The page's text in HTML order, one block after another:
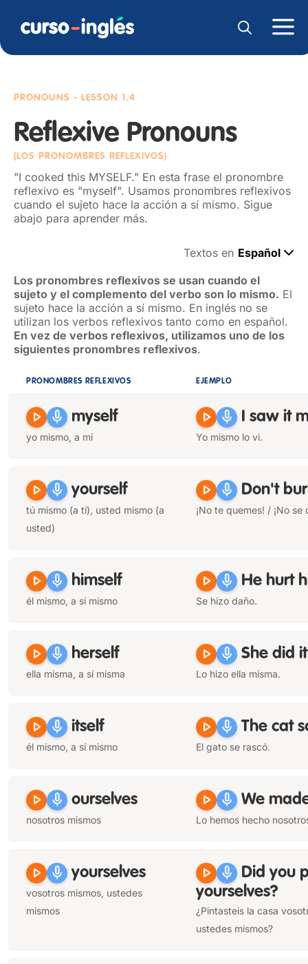
PRONOUNS - LESSON 1.4
Reflexive Pronouns
(LOS PRONOMBRES REFLEXIVOS)
"I cooked this MYSELF." En esta frase el pronombre
reflexivo es "myself". Usamos pronombres reflexivos
cuando el sujeto hace la acción a sí mismo. Sigue
abajo para aprender más.
Textos en Español
Los pronombres reflexivos se usan cuando el
sujeto y el complemento del verbo son lo mismo. El
sujeto hace la acción a sí mismo. En inglés no se
utilizan los verbos reflexivos tanto como en español.
En vez de verbos reflexivos, utilizamos uno de los
siguientes pronombres reflexivos.
PRONOMBRES REFLEXIVOS EJEMPLO
play_arrow mic myself
yo mismo, a mí
play_arrow mic I saw it
Yo mismo lo vi.
play_arrow mic yourself
tú mismo (a tí), usted mismo (a
usted)
play_arrow mic Don't
¡No te quemes! / ¡No se
play_arrow mic himself
él mismo, a sí mismo
play_arrow mic He hurt
Se hizo daño.
play_arrow mic herself
ella misma, a sí misma
play_arrow mic She did
Lo hizo ella misma.
play_arrow mic itself
él mismo, a sí mismo
play_arrow mic The cat
El gato se rascó.
play_arrow mic ourselves
nosotros mismos
play_arrow mic We
Lo hemos hecho
play_arrow mic yourselves
vosotros mismos, ustedes
mismos
play_arrow mic Did you
yourselves?
¿Pintasteis la casa
ustedes mismos?